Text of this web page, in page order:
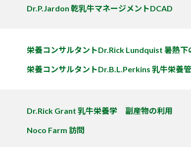
Dr.P.Jardon 乾乳牛マネージメントDCAD
栄養コンサルタントDr.Rick Lundquist 暑熱下
栄養コンサルタントDr.B.L.Perkins 乳牛栄養
Dr.Rick Grant 乳牛栄養学 副産物の利用
Noco Farm 訪問